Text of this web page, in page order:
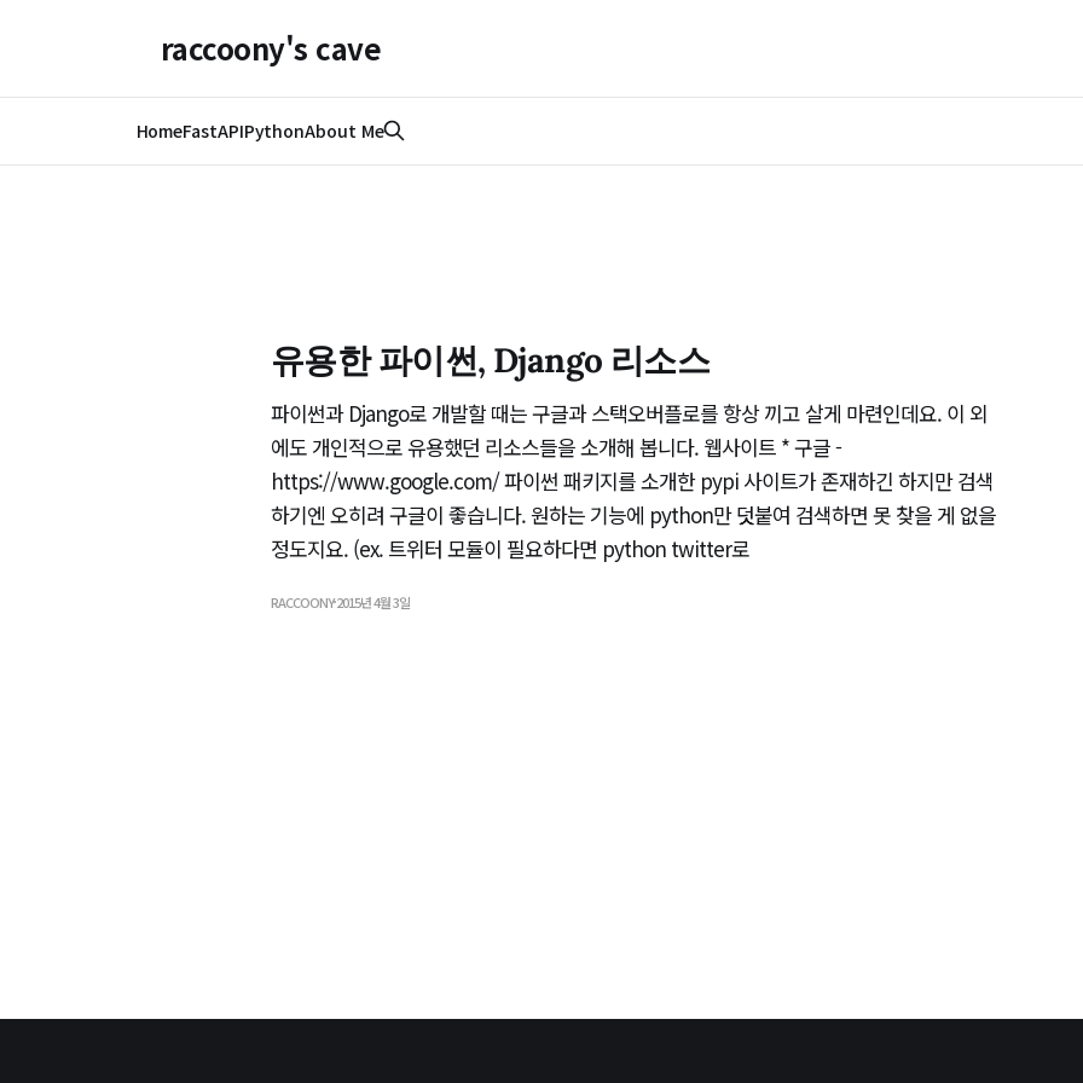
raccoony's cave
HomeFastAPIPythonAbout Me
유용한 파이썬, Django 리소스
파이썬과 Django로 개발할 때는 구글과 스택오버플로를 항상 끼고 살게 마련인데요. 이 외
에도 개인적으로 유용했던 리소스들을 소개해 봅니다. 웹사이트 * 구글 -
https://www.google.com/ 파이썬 패키지를 소개한 pypi 사이트가 존재하긴 하지만 검색
하기엔 오히려 구글이 좋습니다. 원하는 기능에 python만 덧붙여 검색하면 못 찾을 게 없을
정도지요. (ex. 트위터 모듈이 필요하다면 python twitter로
RACCOONY2015년 4월 3일